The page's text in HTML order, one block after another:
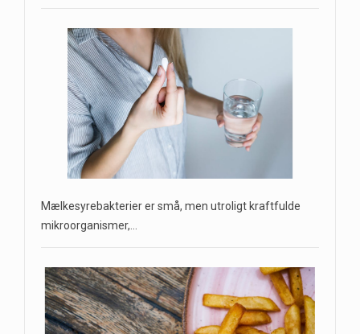
Mælkesyrebakterier er små, men utroligt kraftfulde
mikroorganismer,…